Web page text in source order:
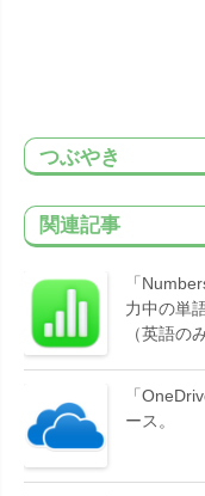
つぶやき
関連記事
「
力中の単
（英語の
「
ース。